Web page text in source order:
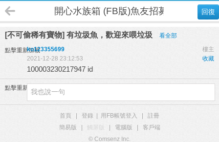
回復
開心水族箱 (FB版)魚友招募
[不可偷稀有寶物] 有垃圾魚，歡迎來喂垃圾 看全部
點擊重新加載 樓主
ko123355699
收藏
2021-12-28 23:12:53
100003230217947 id
點擊重新加載
首頁 登錄 用FB帳號登入
註冊
簡易版
觸屏版 電腦版
客戶端
© Comsenz Inc.